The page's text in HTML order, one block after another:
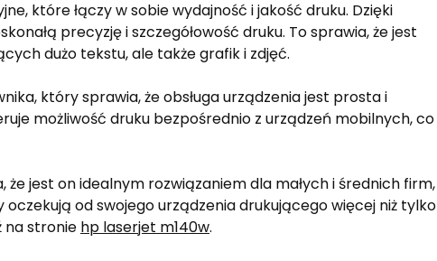
które łączy w sobie wydajność i jakość druku. Dzięki
precyzję i szczegółowość druku. To sprawia, że jest
dużo tekstu, ale także grafik i zdjęć.
który sprawia, że obsługa urządzenia jest prosta i
możliwość druku bezpośrednio z urządzeń mobilnych, co
że jest on idealnym rozwiązaniem dla małych i średnich firm,
od swojego urządzenia drukującego więcej niż tylko
na stronie hp laserjet m140w.